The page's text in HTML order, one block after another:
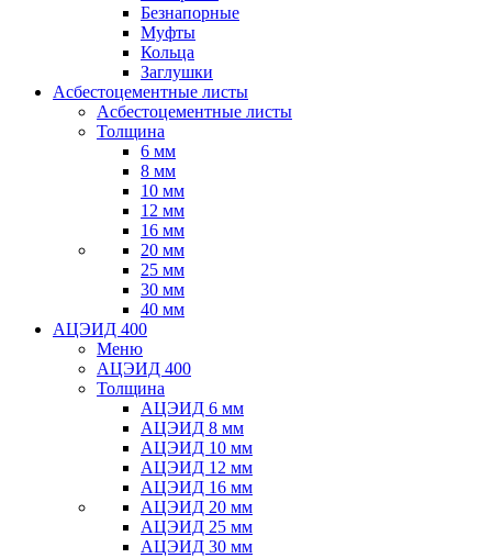
Безнапорные
Муфты
Кольца
Заглушки
Асбестоцементные листы
Асбестоцементные листы
Толщина
6 мм
8 мм
10 мм
12 мм
16 мм
20 мм
25 мм
30 мм
40 мм
АЦЭИД 400
Меню
АЦЭИД 400
Толщина
АЦЭИД 6 мм
АЦЭИД 8 мм
АЦЭИД 10 мм
АЦЭИД 12 мм
АЦЭИД 16 мм
АЦЭИД 20 мм
АЦЭИД 25 мм
АЦЭИД 30 мм